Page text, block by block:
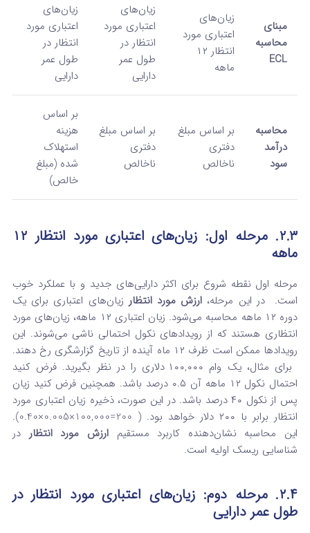
مبنای
محاسبه
ECL
زیان‌های
اعتباری مورد
انتظار ۱۲
ماهه
زیان‌های
اعتباری مورد
انتظار در
طول عمر
دارایی
زیان‌های
اعتباری مورد
انتظار در
طول عمر
دارایی
محاسبه
درآمد
سود
بر اساس مبلغ
دفتری
ناخالص
بر اساس مبلغ
دفتری
ناخالص
بر اساس
هزینه
استهلاک
شده (مبلغ
خالص)
۲.۳. مرحله اول: زیان‌های اعتباری مورد انتظار ۱۲
ماهه
مرحله اول نقطه شروع برای اکثر دارایی‌های جدید و با عملکرد خوب
است.
در این مرحله، ارزش مورد انتظار زیان‌های اعتباری برای یک
دوره ۱۲ ماهه محاسبه می‌شود. زیان اعتباری ۱۲ ماهه، زیان‌های مورد
انتظاری هستند که از رویدادهای نکول احتمالی ناشی می‌شوند. این
رویدادها ممکن است ظرف ۱۲ ماه آینده از تاریخ گزارشگری رخ دهند.
برای مثال، یک وام ۱۰۰,۰۰۰ دلاری را در نظر بگیرید. فرض کنید
احتمال نکول ۱۲ ماهه آن ۰.۵ درصد باشد. همچنین فرض کنید زیان
پس از نکول ۴۰ درصد باشد. در این صورت، ذخیره زیان اعتباری مورد
انتظار برابر با ۲۰۰ دلار خواهد بود. (
200=100,000×0.005×0.40).
این محاسبه نشان‌دهنده کاربرد مستقیمارزش مورد انتظار در
شناسایی ریسک اولیه است.
۲.۴. مرحله دوم: زیان‌های اعتباری مورد انتظار در
طول عمر دارایی